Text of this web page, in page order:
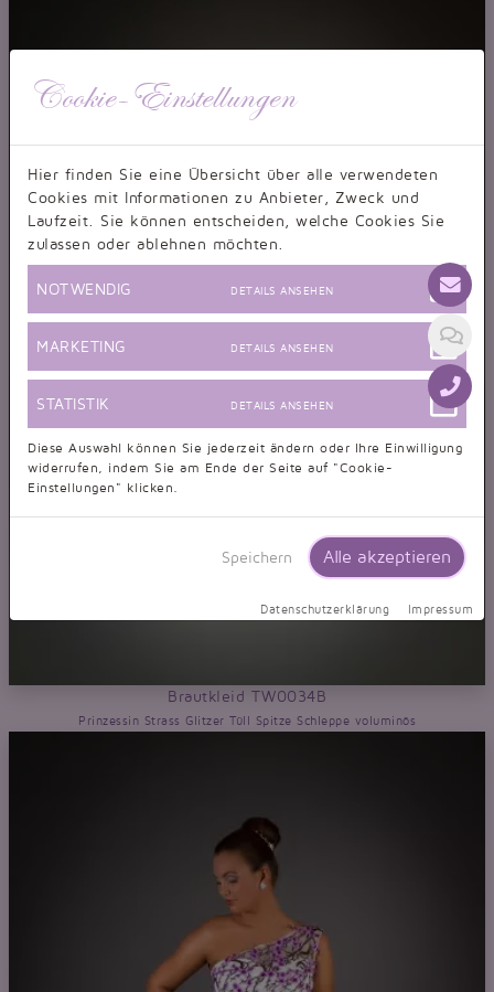
Brautkleid TW0034B
Prinzessin Strass Glitzer Tüll Spitze Schleppe voluminös
Cookie-Einstellungen
Hier finden Sie eine Übersicht über alle verwendeten
Cookies mit Informationen zu Anbieter, Zweck und
Laufzeit. Sie können entscheiden, welche Cookies Sie
zulassen oder ablehnen möchten.
NOTWENDIG DETAILS ANSEHEN
MARKETING DETAILS ANSEHEN
STATISTIK DETAILS ANSEHEN
Diese Auswahl können Sie jederzeit ändern oder Ihre Einwilligung
widerrufen, indem Sie am Ende der Seite auf "Cookie-
Einstellungen" klicken.
Speichern Alle akzeptieren
Datenschutzerklärung Impressum